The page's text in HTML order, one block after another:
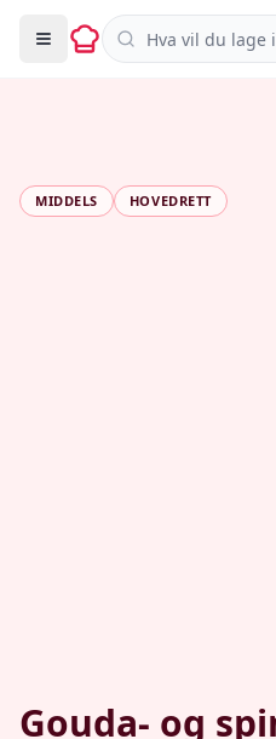
Søk i oppskrifter
MIDDELS HOVEDRETT
Gouda- og